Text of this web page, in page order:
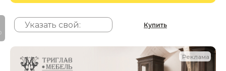
Купить
Реклама